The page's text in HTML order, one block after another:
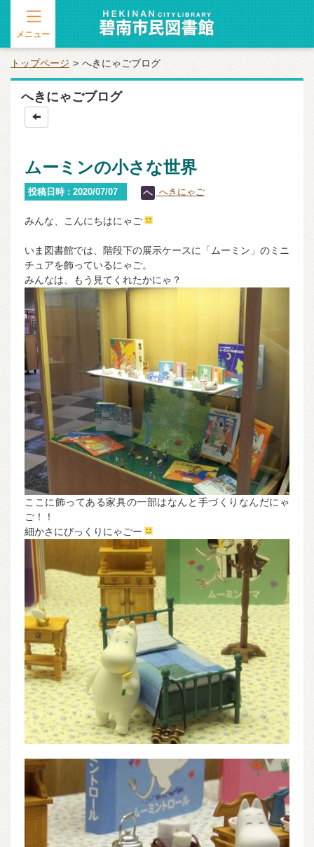
メニュー
トップページ へきにゃごブログ
へきにゃごブログ
ムーミンの小さな世界
投稿日時 : 2020/07/07 へきにゃご
みんな、こんにちはにゃご
いま図書館では、階段下の展示ケースに「ムーミン」のミニ
チュアを飾っているにゃご。
みんなは、もう見てくれたかにゃ？
ここに飾ってある家具の一部はなんと手づくりなんだにゃ
ご！！
細かさにびっくりにゃごー